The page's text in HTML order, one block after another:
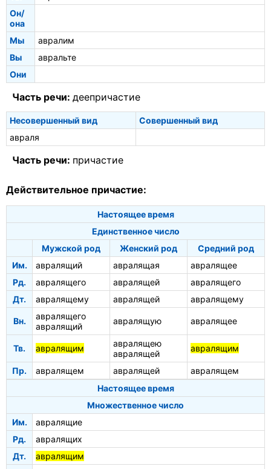
Он/
она
Мы
авралим
Вы
авральте
Они
Часть речи: деепричастие
Несовершенный вид
Совершенный вид
авраля
Часть речи: причастие
Действительное причастие:
Настоящее время
Единственное число
Мужской род
Женский род
Средний род
Им.
авралящий авралящая
авралящее
Рд.
авралящего авралящей
авралящего
Дт.
авралящему авралящей авралящему
Вн.
авралящего
авралящий
авралящую авралящее
Тв. авралящим
авралящею
авралящей
авралящим
Пр. авралящем авралящей
авралящем
Настоящее время
Множественное число
Им.
авралящие
Рд.
авралящих
Дт.
авралящим